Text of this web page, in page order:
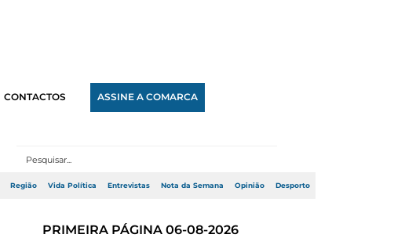
CONTACTOS ASSINE A COMARCA
Região Vida Política Entrevistas Nota da Semana Opinião Desporto
PRIMEIRA PÁGINA 06-08-2026